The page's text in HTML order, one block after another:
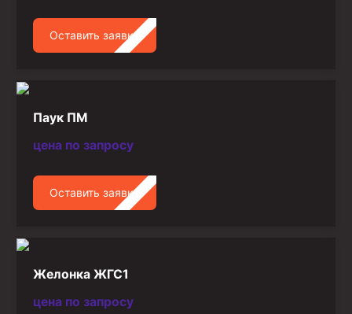
Оставить заявку
Паук ПМ
цена по запросу
Оставить заявку
Желонка ЖГС1
цена по запросу